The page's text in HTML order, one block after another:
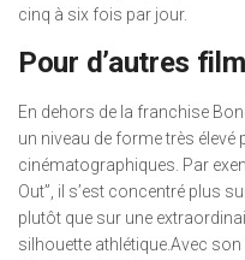
cinq à six fois par jour.
Pour d’autres
En dehors de la franchise
un niveau de forme très élevé
cinématographiques. Par
Out”, il s’est concentré plus
plutôt que sur une
silhouette athlétique.Avec